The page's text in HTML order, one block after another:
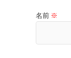
名前 ※